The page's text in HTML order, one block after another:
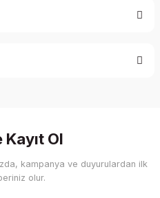
ederiz.
görüntülenemiyor.
Ol
kampanya ve duyurulardan ilk
olur.